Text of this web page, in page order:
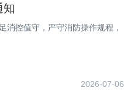
知
消控值守，严守消防操作规程，
2026-07-06